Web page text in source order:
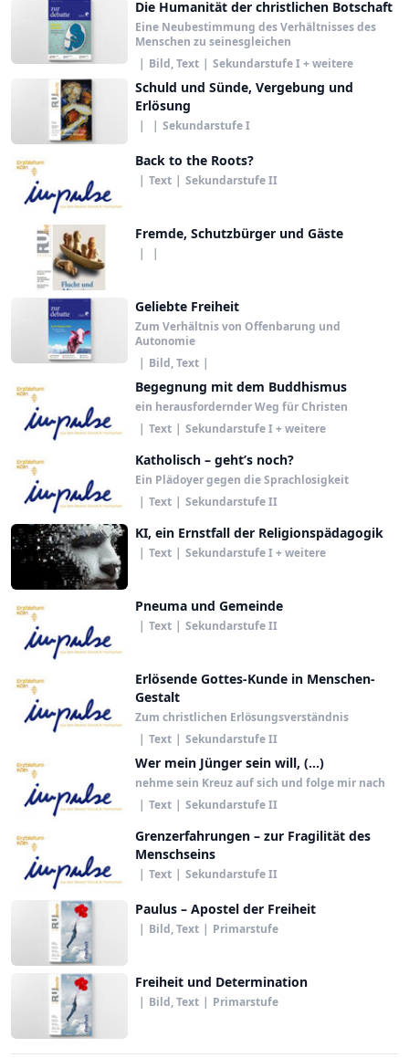
Die Humanität der christlichen Botschaft
Eine Neubestimmung des Verhältnisses des
Menschen zu seinesgleichen
| Bild, Text | Sekundarstufe I + weitere
Schuld und Sünde, Vergebung und
Erlösung
| | Sekundarstufe I
Back to the Roots?
| Text | Sekundarstufe II
Fremde, Schutzbürger und Gäste
| |
Geliebte Freiheit
Zum Verhältnis von Offenbarung und
Autonomie
| Bild, Text |
Begegnung mit dem Buddhismus
ein herausfordernder Weg für Christen
| Text | Sekundarstufe I + weitere
Katholisch – geht’s noch?
Ein Plädoyer gegen die Sprachlosigkeit
| Text | Sekundarstufe II
KI, ein Ernstfall der Religionspädagogik
| Text | Sekundarstufe I + weitere
Pneuma und Gemeinde
| Text | Sekundarstufe II
Erlösende Gottes-Kunde in Menschen-
Gestalt
Zum christlichen Erlösungsverständnis
| Text | Sekundarstufe II
Wer mein Jünger sein will, (…)
nehme sein Kreuz auf sich und folge mir nach
| Text | Sekundarstufe II
Grenzerfahrungen – zur Fragilität des
Menschseins
| Text | Sekundarstufe II
Paulus – Apostel der Freiheit
| Bild, Text | Primarstufe
Freiheit und Determination
| Bild, Text | Primarstufe